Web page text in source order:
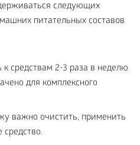
следующих
питательных составов
к средствам 2-3 раза в неделю
для комплексного
важно очистить, применить